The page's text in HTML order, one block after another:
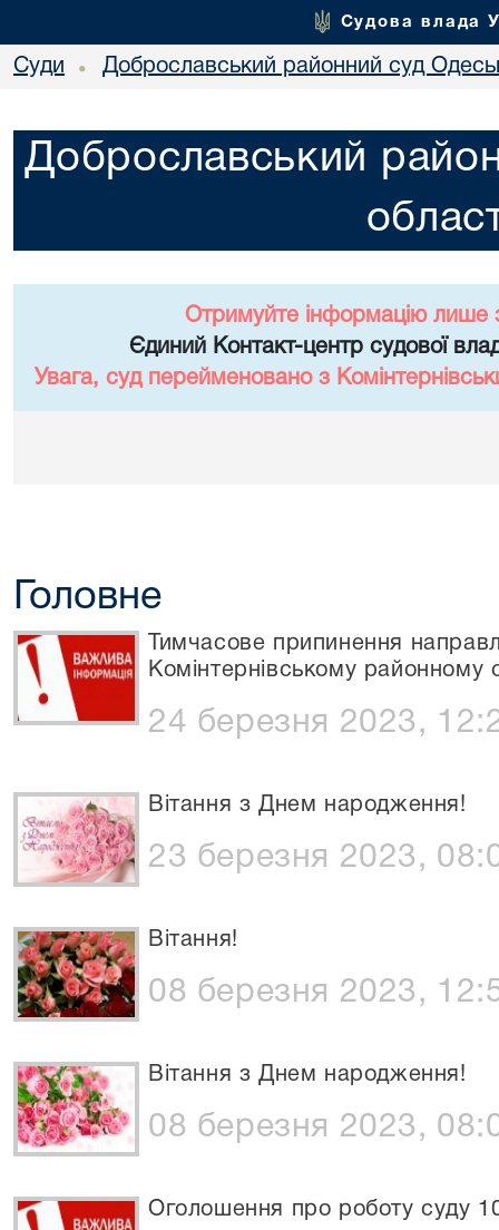
Судова влада
Суди • Доброславський районний суд
Доброславський
Отримуйте інформацію лише
Єдиний Контакт-центр судової
Увага, суд перейменовано з
Головне
Тимчасове припинення
Комінтернівському районному
24 березня 2023,
Вітання з Днем народження!
23 березня 2023,
Вітання!
08 березня 2023,
Вітання з Днем народження!
08 березня 2023,
Оголошення про роботу суду